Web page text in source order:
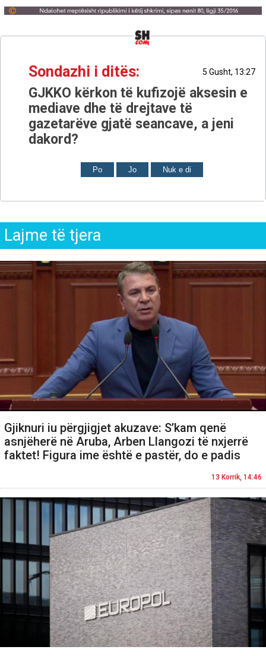
Sondazhi i ditës: 5 Gusht, 13:27
GJKKO kërkon të kufizojë aksesin e
mediave dhe të drejtave të
gazetarëve gjatë seancave, a jeni
dakord?
Po Jo Nuk e di
Lajme të tjera
Gjiknuri iu përgjigjet akuzave: S’kam qenë
asnjëherë në Aruba, Arben Llangozi të nxjerrë
faktet! Figura ime është e pastër, do e padis
13 Korrik, 14:46